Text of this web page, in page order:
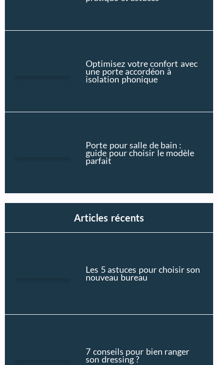
Optimisez votre confort avec
une porte accordéon à
isolation phonique
Porte pour salle de bain :
guide pour choisir le modèle
parfait
Articles récents
Les 5 astuces pour choisir son
nouveau bureau
7 conseils pour bien ranger
son dressing ?